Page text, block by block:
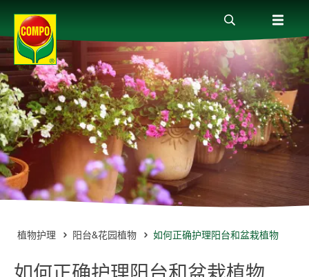
全部产品
植物护理贴士
服务
关于我们
植物护理 阳台&花园植物 如何正确护理阳台和盆栽植物